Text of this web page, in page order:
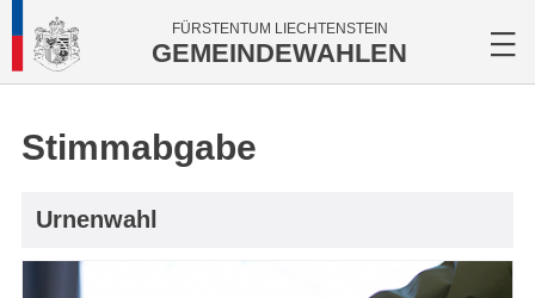
FÜRSTENTUM LIECHTENSTEIN
GEMEINDEWAHLEN
Stimmabgabe
Urnenwahl